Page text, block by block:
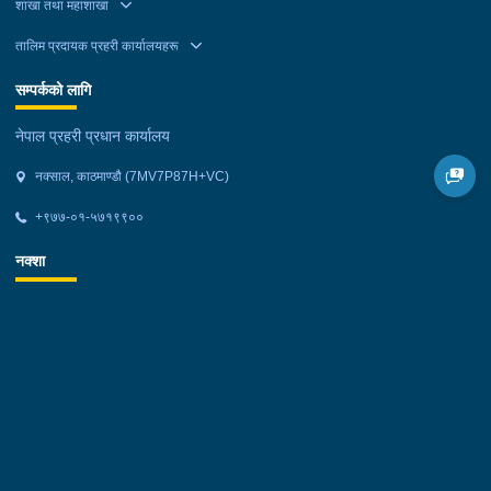
शाखा तथा महाशाखा
तालिम प्रदायक प्रहरी कार्यालयहरू
सम्पर्कको लागि
नेपाल प्रहरी प्रधान कार्यालय
नक्साल, काठमाण्डौ (7MV7P87H+VC)
+९७७-०१-५७१९९००
नक्शा